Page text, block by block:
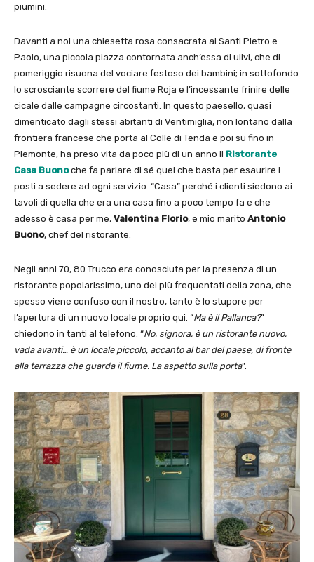
piumini.
Davanti a noi una chiesetta rosa consacrata ai Santi Pietro e
Paolo, una piccola piazza contornata anch’essa di ulivi, che di
pomeriggio risuona del vociare festoso dei bambini; in sottofondo
lo scrosciante scorrere del fiume Roja e l’incessante frinire delle
cicale dalle campagne circostanti. In questo paesello, quasi
dimenticato dagli stessi abitanti di Ventimiglia, non lontano dalla
frontiera francese che porta al Colle di Tenda e poi su fino in
Piemonte, ha preso vita da poco più di un anno il Ristorante
Casa Buonoche fa parlare di sé quel che basta per esaurire i
posti a sedere ad ogni servizio. “Casa” perché i clienti siedono ai
tavoli di quella che era una casa fino a poco tempo fa e che
adesso è casa per me, Valentina Florio, e mio marito Antonio
Buono, chef del ristorante.
Negli anni 70, 80 Trucco era conosciuta per la presenza di un
ristorante popolarissimo, uno dei più frequentati della zona, che
spesso viene confuso con il nostro, tanto è lo stupore per
l’apertura di un nuovo locale proprio qui. “Ma è il Pallanca?”
chiedono in tanti al telefono. “No, signora, è un ristorante nuovo,
vada avanti… è un locale piccolo, accanto al bar del paese, di fronte
alla terrazza che guarda il fiume. La aspetto sulla porta”.